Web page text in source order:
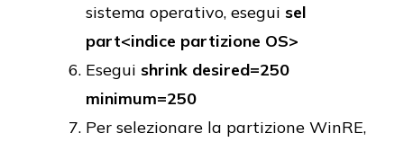
sistema operativo, esegui sel
part<indice partizione OS>
Esegui shrink desired=250
minimum=250
Per selezionare la partizione WinRE,